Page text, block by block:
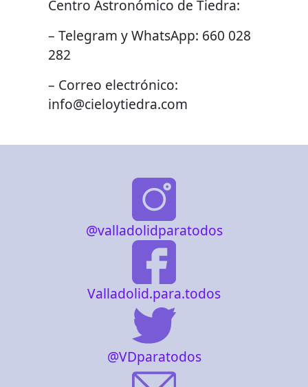
Centro Astronómico de Tiedra:
– Telegram y WhatsApp: 660 028
282
– Correo electrónico:
info@cieloytiedra.com
@valladolidparatodos
Valladolid.para.todos
@VDparatodos